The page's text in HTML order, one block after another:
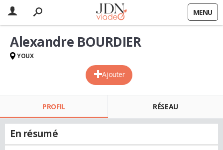
MENU
Ajouter
Alexandre BOURDIER
YOUX
PROFIL RÉSEAU
En résumé